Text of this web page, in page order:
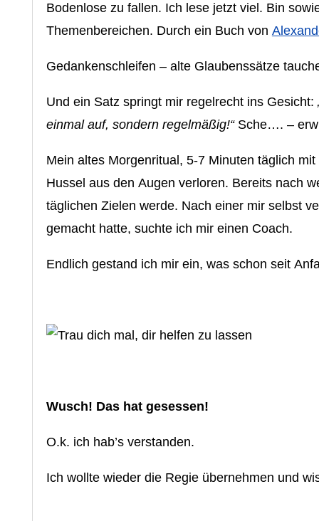
Bodenlose zu fallen. Ich lese jetzt viel. Bin
Themenbereichen. Durch ein Buch von
Gedankenschleifen – alte Glaubenssätze
Und ein Satz springt mir regelrecht ins Gesicht:
einmal auf, sondern regelmäßig!“Sche…. –
Mein altes Morgenritual, 5-7 Minuten täglich
Hussel aus den Augen verloren. Bereits nach
täglichen Zielen werde. Nach einer mir selbst
gemacht hatte, suchte ich mir einen Coach.
Endlich gestand ich mir ein, was schon seit
Wusch! Das hat gesessen!
O.k. ich hab’s verstanden.
Ich wollte wieder die Regie übernehmen und